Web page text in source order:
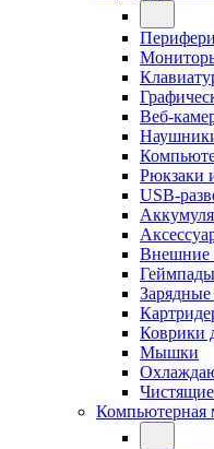
Веб-
Рюкзаки
USB-
Внешние
Геймпады
Зарядные
Коврики
Мышки
Компьютерная